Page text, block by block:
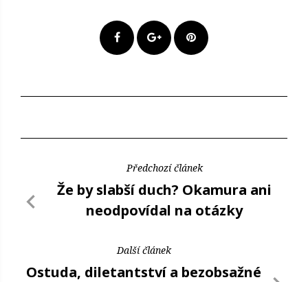
Předchozí článek
Že by slabší duch? Okamura ani
neodpovídal na otázky
Další článek
Ostuda, diletantství a bezobsažné